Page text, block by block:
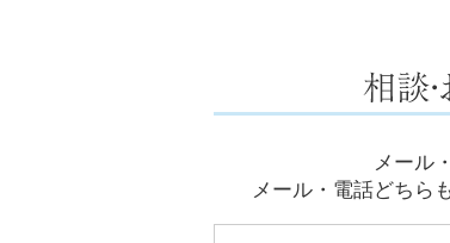
メール
メール・電話どちら